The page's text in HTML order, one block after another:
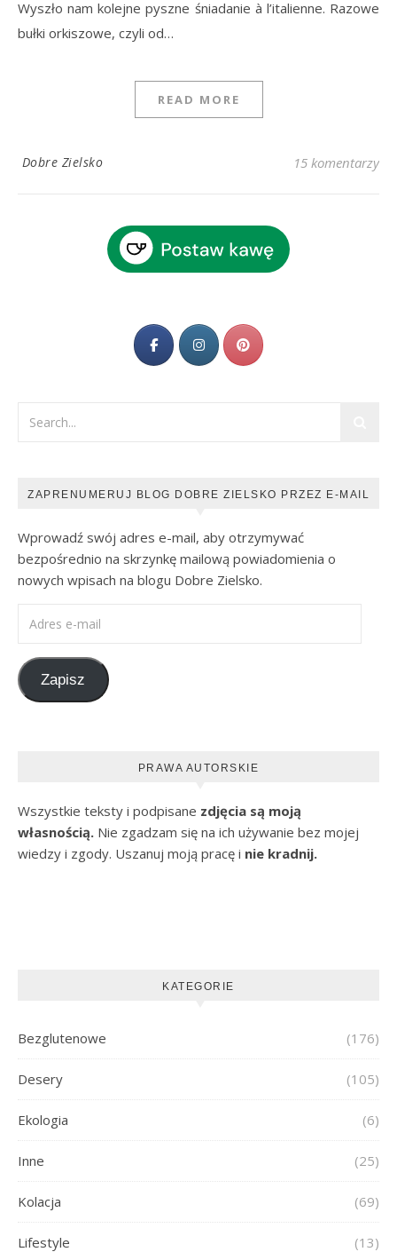
Wyszło nam kolejne pyszne śniadanie à l’italienne. Razowe
bułki orkiszowe, czyli od…
READ MORE
Dobre Zielsko 15 komentarzy
ZAPRENUMERUJ BLOG DOBRE ZIELSKO PRZEZ E-MAIL
Wprowadź swój adres e-mail, aby otrzymywać
bezpośrednio na skrzynkę mailową powiadomienia o
nowych wpisach na blogu Dobre Zielsko.
Zapisz
PRAWA AUTORSKIE
Wszystkie teksty i podpisane zdjęcia są moją
własnością. Nie zgadzam się na ich używanie bez mojej
wiedzy i zgody. Uszanuj moją pracę i nie kradnij.
KATEGORIE
Bezglutenowe (176)
Desery (105)
Ekologia (6)
Inne (25)
Kolacja (69)
Lifestyle (13)